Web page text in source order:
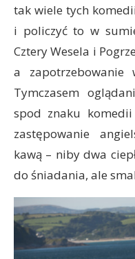
tak wiele tych
i policzyć to w
Cztery Wesela i
a
Tymczasem
spod znaku
zastępowanie
kawą – niby dwa
do śniadania, ale